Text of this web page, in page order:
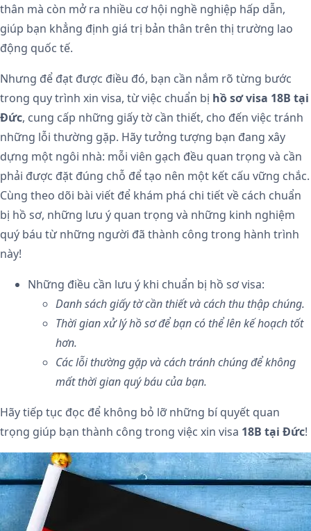
thân mà còn mở ra nhiều cơ hội nghề nghiệp hấp dẫn,
giúp bạn khẳng định giá trị bản thân trên thị trường lao
động quốc tế.
Nhưng để đạt được điều đó, bạn cần nắm rõ từng bước
trong quy trình xin visa, từ việc chuẩn bị hồ sơ visa 18B tại
Đức, cung cấp những giấy tờ cần thiết, cho đến việc tránh
những lỗi thường gặp. Hãy tưởng tượng bạn đang xây
dựng một ngôi nhà: mỗi viên gạch đều quan trọng và cần
phải được đặt đúng chỗ để tạo nên một kết cấu vững chắc.
Cùng theo dõi bài viết để khám phá chi tiết về cách chuẩn
bị hồ sơ, những lưu ý quan trọng và những kinh nghiệm
quý báu từ những người đã thành công trong hành trình
này!
Những điều cần lưu ý khi chuẩn bị hồ sơ visa:
Danh sách giấy tờ cần thiết và cách thu thập chúng.
Thời gian xử lý hồ sơ để bạn có thể lên kế hoạch tốt
hơn.
Các lỗi thường gặp và cách tránh chúng để không
mất thời gian quý báu của bạn.
Hãy tiếp tục đọc để không bỏ lỡ những bí quyết quan
trọng giúp bạn thành công trong việc xin visa 18B tại Đức!